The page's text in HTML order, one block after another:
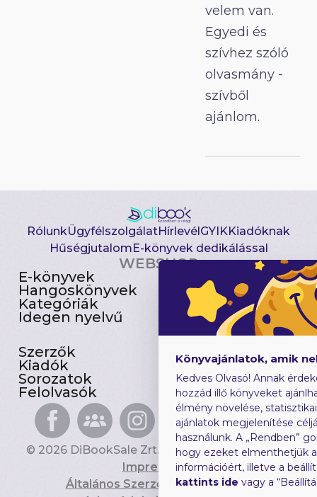
velem van.
Egyedi és
szívhez szóló
olvasmány -
szívből
ajánlom.
RólunkÜgyfélszolgálatHírlevél GYIKKiadóknak
Hűségjutalom E-könyvek dedikálással
WEBSHOP
E-könyvek
Hangoskönyvek
Kategóriák
Idegen nyelvű
Csomagajánlatok
Akciósak
Előjegyezhetők
Újdonságok
Szerzők
Kiadók
Sorozatok
Felolvasók
Gyerekkönyvek
Heti toplista
Ajándékutalvány
Blog
© 2026 DiBookSale Zrt. Minden jog fenntartva.
Impresszum
Általános Szerződési Feltételek
Könyvajánlatok, amik
Kedves Olvasó! Annak
hozzád illő könyveket
élmény növelése,
ajánlatok megjelenítése
használunk. A „Rendben”
hogy ezeket elmenthetjük
információért, illetve a
kattints ide vagy a